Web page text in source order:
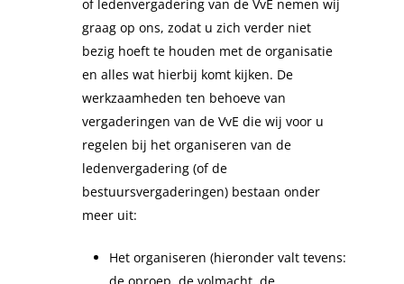
of ledenvergadering van de VvE nemen wij
graag op ons, zodat u zich verder niet
bezig hoeft te houden met de organisatie
en alles wat hierbij komt kijken. ​De
werkzaamheden ten behoeve van
vergaderingen van de VvE die wij voor u
regelen bij het organiseren van de
ledenvergadering (of de
bestuursvergaderingen) bestaan onder
meer uit:
Het organiseren (hieronder valt tevens: